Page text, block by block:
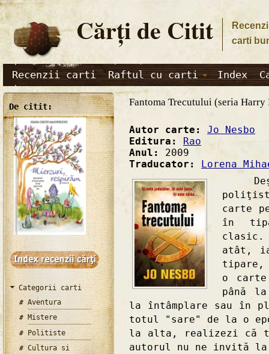
Cărţi de Citit
carti
Recenzii carti Raftul cu carti Index
De citit:
Categorii carti
Aventura
Mistere
Politiste
Cultura si
Fantoma Trecutului (seria Harry
Autor carte: Jo Nesbo
Editura: Rao
Anul: 2009
Traducator: Lorena
Deşi
carte
în
clasic.
atât,
tipare,
o
până
la întâmplare sau în
totul "sare" de la o
la alta, realizezi că
autorul nu ne invită